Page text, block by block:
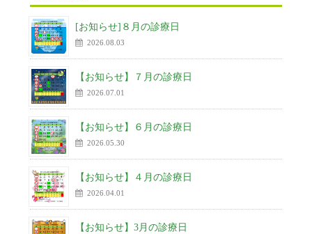
[お知らせ]８月の診療日
2026.08.03
【お知らせ】７月の診療日
2026.07.01
【お知らせ】６月の診療日
2026.05.30
【お知らせ】４月の診療日
2026.04.01
【お知らせ】3月の診療日